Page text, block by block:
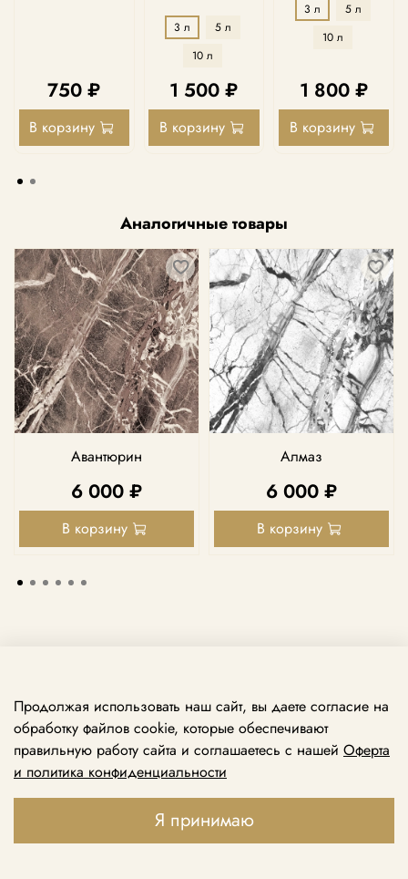
750 ₽
В корзину
3 л
5 л
10 л
1 500 ₽
В корзину
3 л
5 л
10 л
1 800 ₽
В корзину
Аналогичные товары
Авантюрин
6 000 ₽
В корзину
Алмаз
6 000 ₽
В корзину
Принимаем звонки ежедневно с 10:00 до 21:00
+7 969 138 74 79
+7 495 888 49 79
Продолжая использовать наш сайт, вы даете согласие на
обработку файлов cookie, которые обеспечивают
правильную работу сайта и соглашаетесь с нашей Оферта
и политика конфиденциальности
Я принимаю